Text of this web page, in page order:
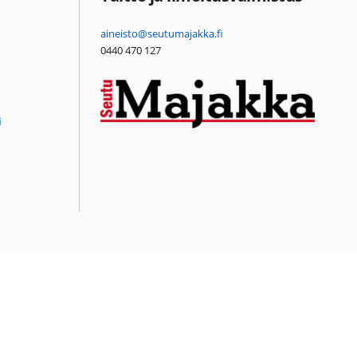
aineisto@seutumajakka.fi
0440 470 127